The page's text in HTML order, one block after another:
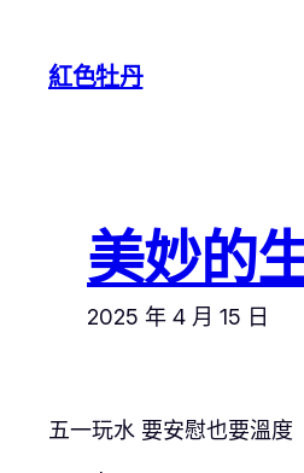
紅色牡丹
美妙的
2025 年 4 月 15 日
五一玩水 要安慰也要溫度